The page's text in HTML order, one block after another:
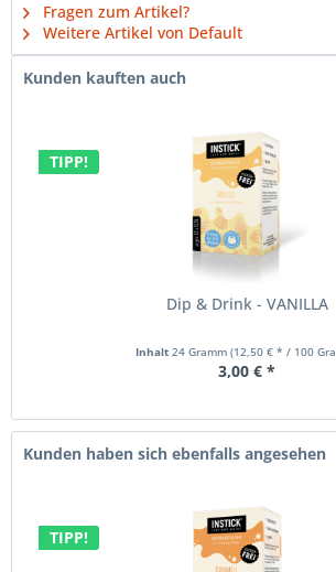
Fragen zum Artikel?
Weitere Artikel von Default
Kunden kauften auch
TIPP!
Dip & Drink - VANILLA
Inhalt 24 Gramm (12,50 € * / 100
3,00 € *
Kunden haben sich ebenfalls angesehen
TIPP!